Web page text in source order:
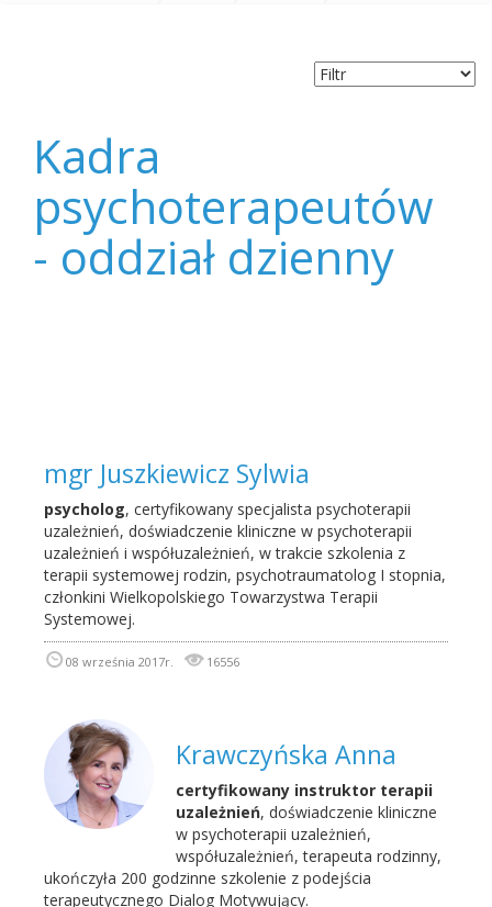
Kadra
psychoterapeutów
- oddział dzienny
mgr Juszkiewicz Sylwia
psycholog, certyfikowany specjalista psychoterapii
uzależnień, doświadczenie kliniczne w psychoterapii
uzależnień i współuzależnień, w trakcie szkolenia z
terapii systemowej rodzin, psychotraumatolog I stopnia,
członkini Wielkopolskiego Towarzystwa Terapii
Systemowej.
08 września 2017r. 16556
Krawczyńska Anna
certyfikowany instruktor terapii
uzależnień, doświadczenie kliniczne
w psychoterapii uzależnień,
współuzależnień, terapeuta rodzinny,
ukończyła 200 godzinne szkolenie z podejścia
terapeutycznego Dialog Motywujący.